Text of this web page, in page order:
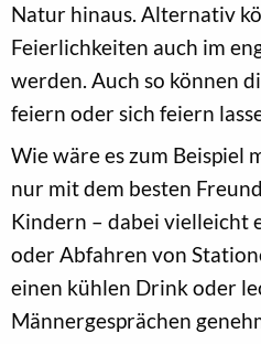
Natur hinaus. Alternativ
Feierlichkeiten auch im
werden. Auch so können
feiern oder sich feiern
Wie wäre es zum Beispiel
nur mit dem besten
Kindern – dabei vielleicht
oder Abfahren von
einen kühlen Drink oder
Männergesprächen